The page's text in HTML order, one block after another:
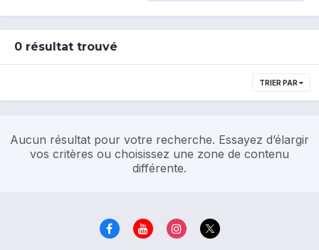
0 résultat trouvé
TRIER PAR
Aucun résultat pour votre recherche. Essayez d’élargir
vos critères ou choisissez une zone de contenu
différente.